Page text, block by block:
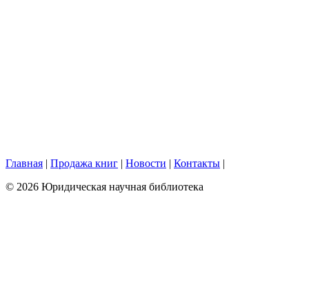
Главная | Продажа книг | Новости | Контакты |
© 2026 Юридическая научная библиотека